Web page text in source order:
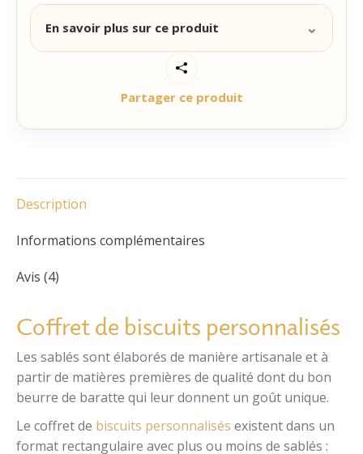
En savoir plus sur ce produit ⌄
Le Coffret carré
Ce coffret d’irrésistibles biscuits sablés pur beurre a
vous. Il contient 20 sablés personnalisables
Pour la personnalisation :
personnalisés
Partager ce produit
Description
Informations complémentaires
Avis (4)
Coffret de biscuits personnalisés
Les sablés sont élaborés de manière artisanale et à
partir de matières premières de qualité dont du bon
beurre de baratte qui leur donnent un goût unique.
Le coffret de biscuits personnalisés existent dans un
format rectangulaire avec plus ou moins de sablés :